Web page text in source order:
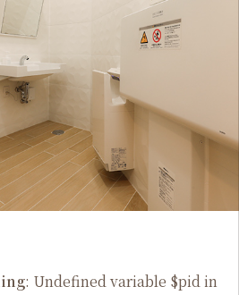
: Undefined variable $pid in